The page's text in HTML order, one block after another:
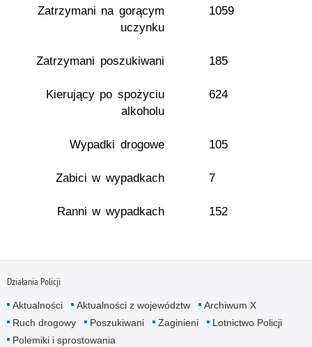
Zatrzymani na gorącym
uczynku
1059
Zatrzymani poszukiwani 185
Kierujący po spożyciu
alkoholu
624
Wypadki drogowe 105
Zabici w wypadkach 7
Ranni w wypadkach 152
Działania Policji
Aktualności Aktualności z województw
Archiwum X
Ruch drogowy
Poszukiwani Zaginieni
Lotnictwo Policji
Polemiki i sprostowania